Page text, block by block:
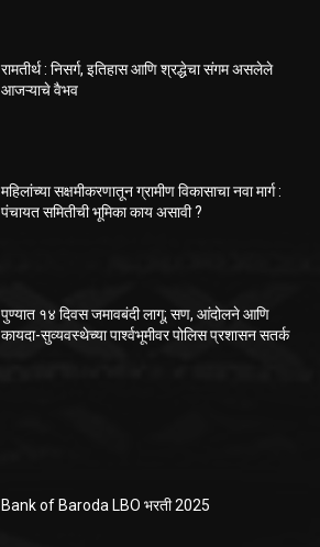
रामतीर्थ : निसर्ग, इतिहास आणि श्रद्धेचा संगम असलेले
आजऱ्याचे वैभव
महिलांच्या सक्षमीकरणातून ग्रामीण विकासाचा नवा मार्ग :
पंचायत समितीची भूमिका काय असावी ?
पुण्यात १४ दिवस जमावबंदी लागू; सण, आंदोलने आणि
कायदा-सुव्यवस्थेच्या पार्श्वभूमीवर पोलिस प्रशासन सतर्क
Bank of Baroda LBO भरती 2025